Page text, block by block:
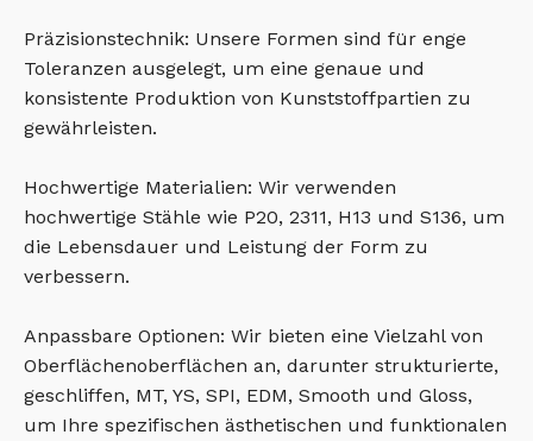
Präzisionstechnik: Unsere Formen sind für enge
Toleranzen ausgelegt, um eine genaue und
konsistente Produktion von Kunststoffpartien zu
gewährleisten.
Hochwertige Materialien: Wir verwenden
hochwertige Stähle wie P20, 2311, H13 und S136, um
die Lebensdauer und Leistung der Form zu
verbessern.
Anpassbare Optionen: Wir bieten eine Vielzahl von
Oberflächenoberflächen an, darunter strukturierte,
geschliffen, MT, YS, SPI, EDM, Smooth und Gloss,
um Ihre spezifischen ästhetischen und funktionalen